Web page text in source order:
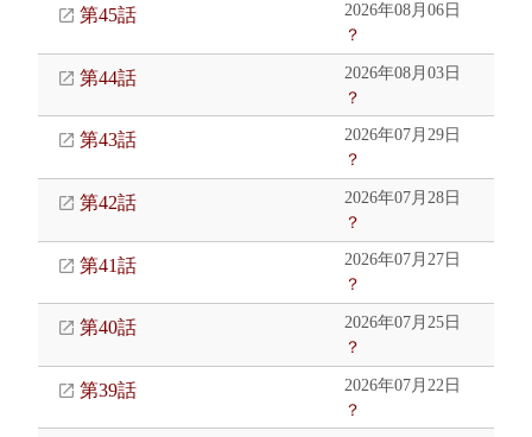
第45話
2026年08月06日
？
第44話
2026年08月03日
？
第43話
2026年07月29日
？
第42話
2026年07月28日
？
第41話
2026年07月27日
？
第40話
2026年07月25日
？
第39話
2026年07月22日
？